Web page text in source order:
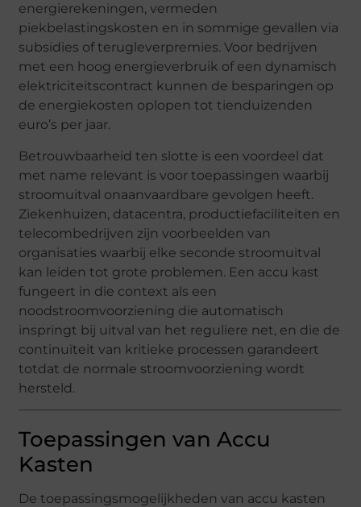
energierekeningen, vermeden
piekbelastingskosten en in sommige gevallen via
subsidies of terugleverpremies. Voor bedrijven
met een hoog energieverbruik of een dynamisch
elektriciteitscontract kunnen de besparingen op
de energiekosten oplopen tot tienduizenden
euro’s per jaar.
Betrouwbaarheid ten slotte is een voordeel dat
met name relevant is voor toepassingen waarbij
stroomuitval onaanvaardbare gevolgen heeft.
Ziekenhuizen, datacentra, productiefaciliteiten en
telecombedrijven zijn voorbeelden van
organisaties waarbij elke seconde stroomuitval
kan leiden tot grote problemen. Een accu kast
fungeert in die context als een
noodstroomvoorziening die automatisch
inspringt bij uitval van het reguliere net, en die de
continuïteit van kritieke processen garandeert
totdat de normale stroomvoorziening wordt
hersteld.
Toepassingen van Accu
Kasten
De toepassingsmogelijkheden van accu kasten